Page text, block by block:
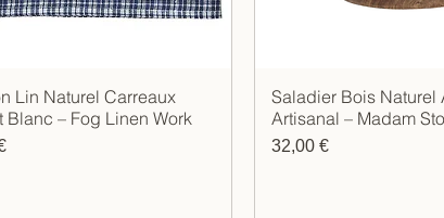
Aperçu rapide
Lin Naturel Carreaux
Blanc – Fog Linen Work
Aperçu
Saladier Bois Naturel
Artisanal – Madam
Prix
32,00 €